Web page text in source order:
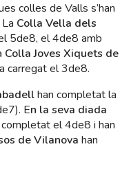
colles de Valls s’han
Colla Vella dels
5de8, el 4de8 amb
Colla Joves Xiquets de
carregat el 3de8.
han completat la
En la seva diada
completat el 4de8 i han
de Vilanova han